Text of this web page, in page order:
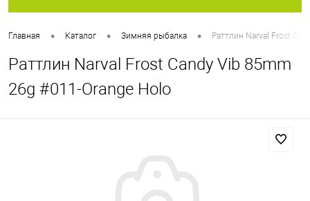
Главная • Каталог • Зимняя рыбалка • Раттлин Narval Frost
Раттлин Narval Frost Candy Vib 85mm
26g #011-Orange Holo